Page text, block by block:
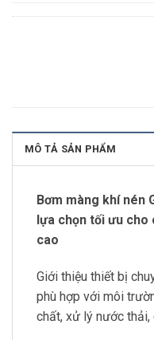
MÔ TẢ SẢN PHẨM
Bơm màng khí nén
lựa chọn tối ưu cho
cao
Giới thiệu thiết bị
phù hợp với môi
chất, xử lý nước thải,